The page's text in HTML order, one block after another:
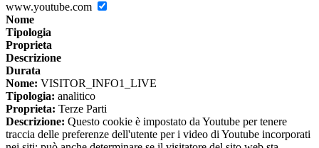
www.youtube.com
Nome
Tipologia
Proprieta
Descrizione
Durata
Nome: VISITOR_INFO1_LIVE
Tipologia: analitico
Proprieta: Terze Parti
Descrizione: Questo cookie è impostato da Youtube per tenere
traccia delle preferenze dell'utente per i video di Youtube incorporati